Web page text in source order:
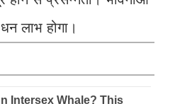
लाभ होगा।